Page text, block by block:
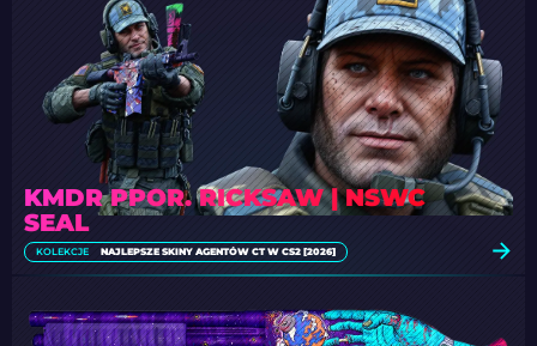
KMDR PPOR. RICKSAW | NSWC
SEAL
KOLEKCJE NAJLEPSZE SKINY AGENTÓW CT W CS2 [2026]